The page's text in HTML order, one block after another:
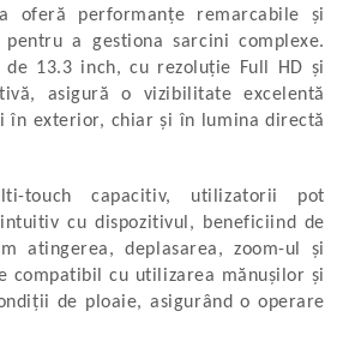
oferă performanțe remarcabile și
a gestiona sarcini complexe.
de 13.3 inch, cu rezoluție Full HD și
asigură o vizibilitate excelentă
în exterior, chiar și în lumina directă
touch capacitiv, utilizatorii pot
cu dispozitivul, beneficiind de
atingerea, deplasarea, zoom-ul și
compatibil cu utilizarea mănușilor și
de ploaie, asigurând o operare